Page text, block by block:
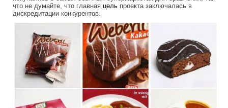
что не думайте, что главная цель проекта заключалась в
дискредитации конкурентов.
advertising_and_reality.jpg